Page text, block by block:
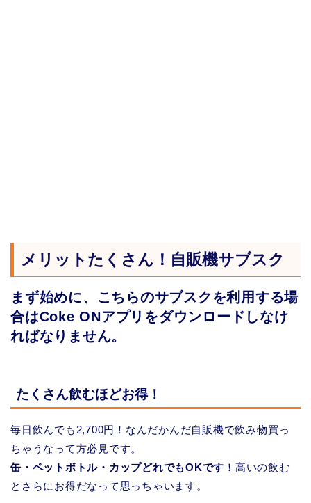
メリットたくさん！自販機サブスク
まず始めに、こちらのサブスクを利用する場
合はCoke ONアプリをダウンロードしなけ
ればなりません。
たくさん飲むほどお得！
毎日飲んでも2,700円！なんだかんだ自販機で飲み物買っ
ちゃうなって方必見です。
缶・ペットボトル・カップどれでもOKです ！高いの飲む
とさらにお得だなって思っちゃいます。